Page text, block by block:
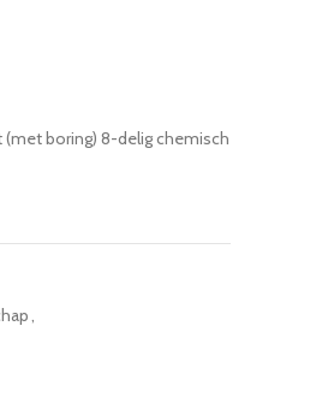
boring) 8-delig chemisch
,